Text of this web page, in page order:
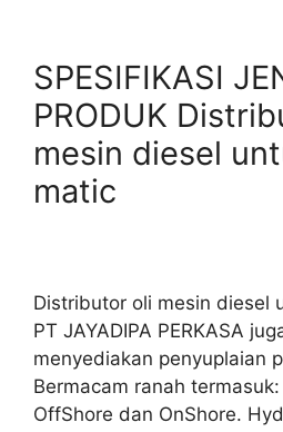
SPESIFIKASI
PRODUK
mesin diesel
matic
Distributor oli mesin diesel
PT JAYADIPA PERKASA
menyediakan penyuplaian
Bermacam ranah
OffShore dan OnShore.